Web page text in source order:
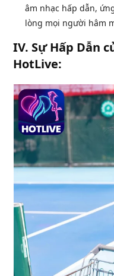
âm nhạc hấp dẫn,
lòng mọi người hâm
IV. Sự Hấp Dẫn
HotLive: